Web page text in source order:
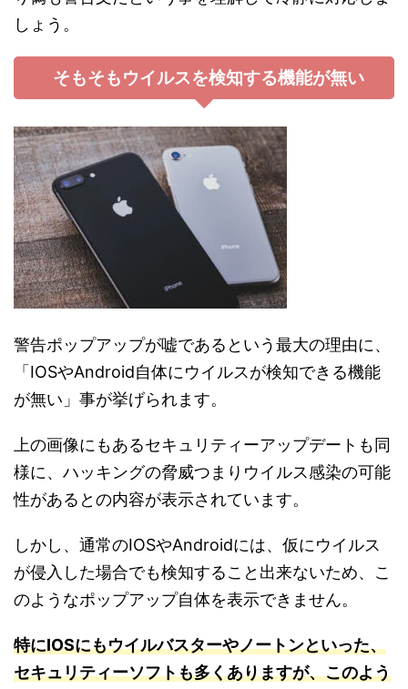
しょう。
そもそもウイルスを検知する機能が無い
警告ポップアップが嘘であるという最大の理由に、
「IOSやAndroid自体にウイルスが検知できる機能
が無い」事が挙げられます。
上の画像にもあるセキュリティーアップデートも同
様に、ハッキングの脅威つまりウイルス感染の可能
性があるとの内容が表示されています。
しかし、通常のIOSやAndroidには、仮にウイルス
が侵入した場合でも検知すること出来ないため、こ
のようなポップアップ自体を表示できません。
特にIOSにもウイルバスターやノートンといった、
セキュリティーソフトも多くありますが、このよう